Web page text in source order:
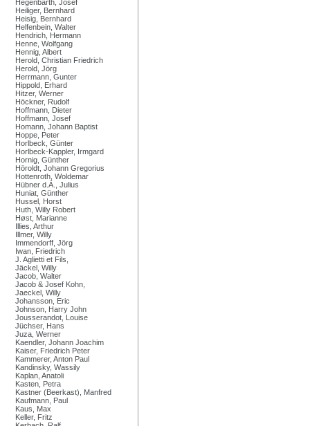
Hegenbarth, Josef
Heiliger, Bernhard
Heisig, Bernhard
Helfenbein, Walter
Hendrich, Hermann
Henne, Wolfgang
Hennig, Albert
Herold, Christian Friedrich
Herold, Jörg
Herrmann, Gunter
Hippold, Erhard
Hitzer, Werner
Höckner, Rudolf
Hoffmann, Dieter
Hoffmann, Josef
Homann, Johann Baptist
Hoppe, Peter
Horlbeck, Günter
Horlbeck-Kappler, Irmgard
Hornig, Günther
Höroldt, Johann Gregorius
Hottenroth, Woldemar
Hübner d.Ä., Julius
Huniat, Günther
Hussel, Horst
Huth, Willy Robert
Høst, Marianne
Illies, Arthur
Illmer, Willy
Immendorff, Jörg
Iwan, Friedrich
J. Aglietti et Fils,
Jäckel, Willy
Jacob, Walter
Jacob & Josef Kohn,
Jaeckel, Willy
Johansson, Eric
Johnson, Harry John
Jousserandot, Louise
Jüchser, Hans
Juza, Werner
Kaendler, Johann Joachim
Kaiser, Friedrich Peter
Kammerer, Anton Paul
Kandinsky, Wassily
Kaplan, Anatoli
Kasten, Petra
Kastner (Beerkast), Manfred
Kaufmann, Paul
Kaus, Max
Keller, Fritz